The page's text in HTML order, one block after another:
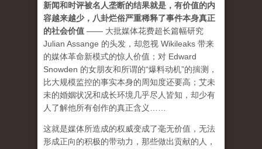
新闻和时评被名人垄断的结果就是，有价值的内
容越来越少，八卦烂俗严重稀释了事件本身真正
的社会价值 —— 大批媒体花费超长篇幅研究
Julian Assange 的头发，却忽视 Wikileaks 带来
的媒体革命新模式的惊人价值；对 Edward
Snowden 的女朋友和所谓的“爆料动机”的揣测，
比大规模监控的事实本身的周知度还要高；艾未
未的婚姻状况和成长环境几乎尽人皆知，却少有
人了解他所有创作的真正含义……
这就是媒体所造成的权威变成了毫无价值，无法
形成正向的积极的带动力，那些做出贡献的人，